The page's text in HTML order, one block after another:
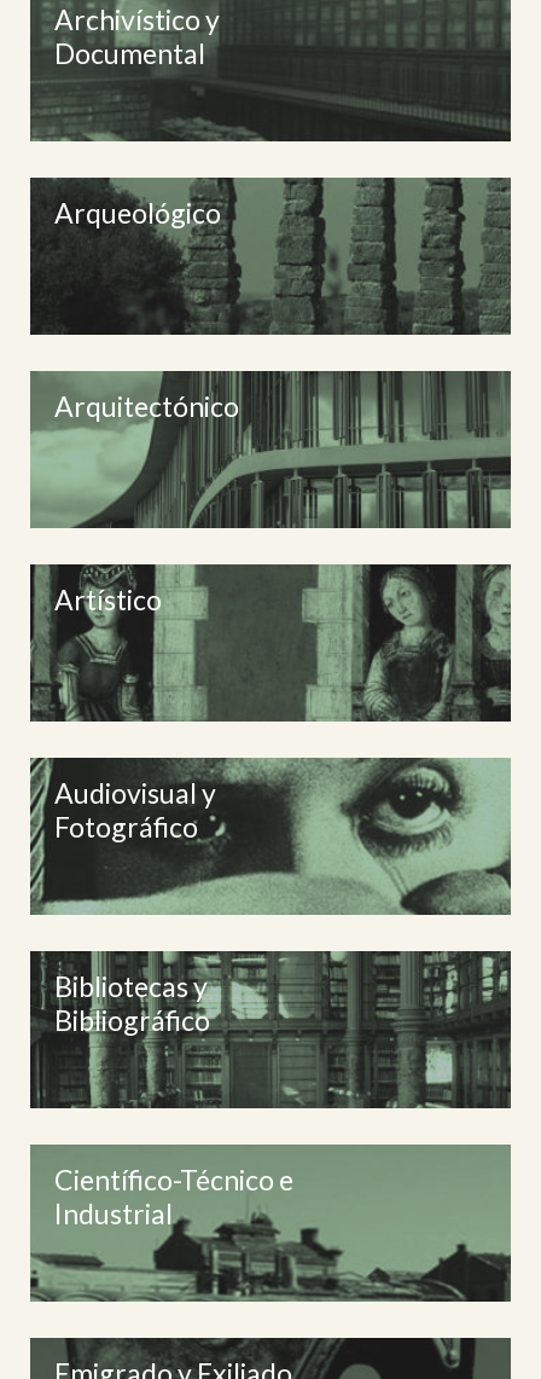
Archivístico y
Documental
Arqueológico
Arquitectónico
Artístico
Audiovisual y
Fotográfico
Bibliotecas y
Bibliográfico
Científico-Técnico e
Industrial